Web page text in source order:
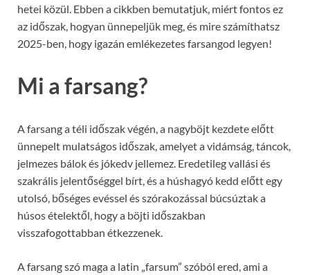
hetei közül. Ebben a cikkben bemutatjuk, miért fontos ez
az időszak, hogyan ünnepeljük meg, és mire számíthatsz
2025-ben, hogy igazán emlékezetes farsangod legyen!
Mi a farsang?
A farsang a téli időszak végén, a nagyböjt kezdete előtt
ünnepelt mulatságos időszak, amelyet a vidámság, táncok,
jelmezes bálok és jókedv jellemez. Eredetileg vallási és
szakrális jelentőséggel bírt, és a húshagyó kedd előtt egy
utolsó, bőséges evéssel és szórakozással búcsúztak a
húsos ételektől, hogy a böjti időszakban
visszafogottabban étkezzenek.
A farsang szó maga a latin „farsum” szóból ered, ami a